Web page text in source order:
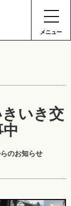
メニュー
いき交
のお知らせ